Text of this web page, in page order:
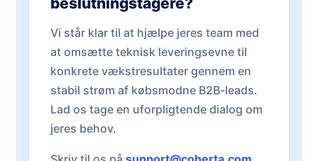
Vi står klar til at hjælpe jeres team med
at omsætte teknisk leveringsevne til
konkrete vækstresultater gennem en
stabil strøm af købsmodne B2B-leads.
Lad os tage en uforpligtende dialog om
jeres behov.